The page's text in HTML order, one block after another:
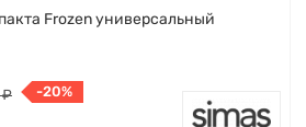
Frozen универсальный
₽ -20%